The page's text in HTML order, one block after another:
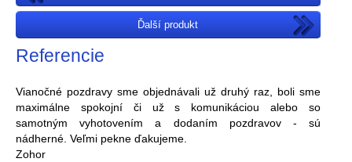
Ďalší produkt
Referencie
Vianočné pozdravy sme objednávali už druhý raz, boli sme
maximálne spokojní či už s komunikáciou alebo so
samotným vyhotovením a dodaním pozdravov - sú
nádherné. Veľmi pekne ďakujeme.
Zohor